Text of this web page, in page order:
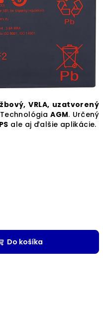
VRLA, uzatvorený
AGM. Určený
ale aj ďalšie aplikácie.
Do košíka